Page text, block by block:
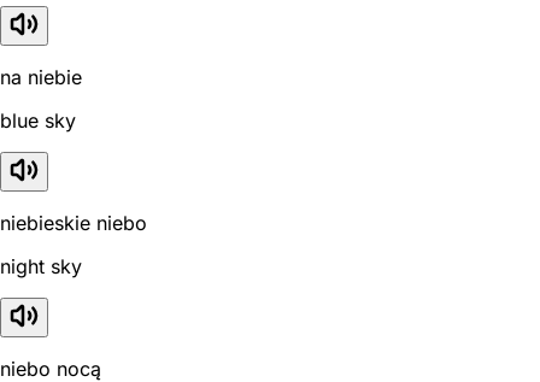
na niebie
blue sky
niebieskie niebo
night sky
niebo nocą